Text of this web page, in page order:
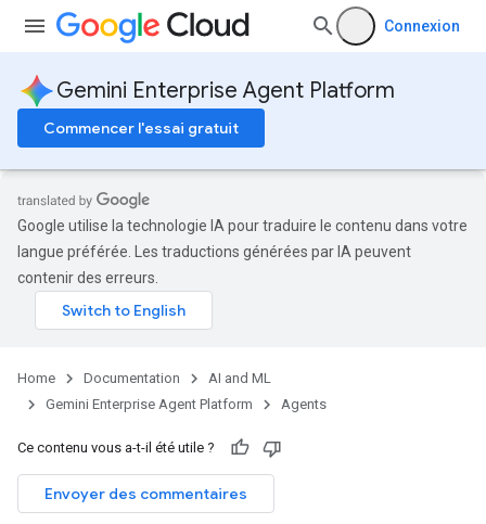
Connexion
Gemini Enterprise Agent Platform
Commencer l'essai gratuit
Google utilise la technologie IA pour traduire le contenu dans votre
langue préférée. Les traductions générées par IA peuvent
contenir des erreurs.
Home Documentation
AI and ML
Gemini Enterprise Agent Platform
Agents
Ce contenu vous a-t-il été utile ?
Envoyer des commentaires